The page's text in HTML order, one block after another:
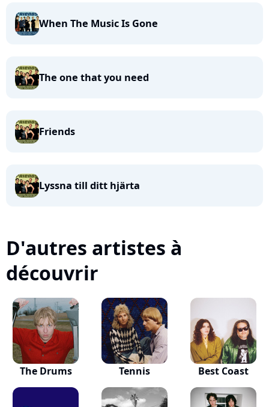
When The Music Is Gone
The one that you need
Friends
Lyssna till ditt hjärta
D'autres artistes à
découvrir
The Drums Tennis Best Coast